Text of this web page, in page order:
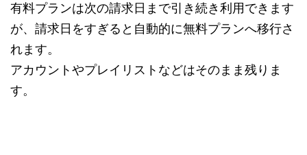
有料プランは次の請求日まで引き続き利用できます
が、請求日をすぎると自動的に無料プランへ移行さ
れます。
アカウントやプレイリストなどはそのまま残りま
す。